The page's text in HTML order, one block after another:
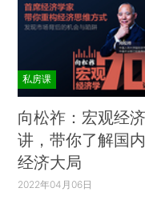
私房课
向松祚：宏观经
讲，带你了解国
经济大局
2022年04月06日